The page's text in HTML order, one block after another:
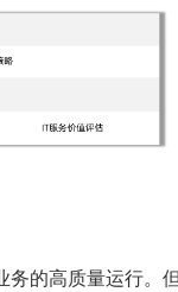
务的高质量运行。